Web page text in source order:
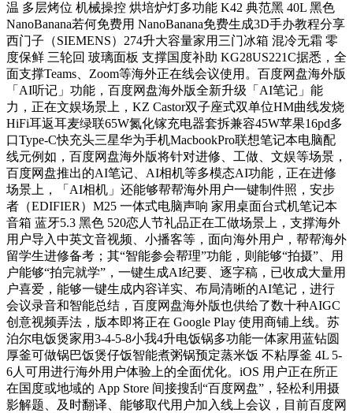
温 多层烤位 机械操控 烘培炉灯多功能 K42 典范黑 40L 黑色
NanoBanana若何免费用 NanoBanana免费生成3D手办教程分享
西门子（SIEMENS）274升大容量家用三门冰箱 混冷无霜 零
度保鲜 三轮回 玻璃面板 支撑国度补助 KG28US221C据悉，全
面支撑Teams、Zoom等海外正在线会议使用。百度网盘海外版
「AI听记」功能，百度网盘海外版全新升级「AI笔记」能
力，正在文娱场景上，KZ Castor双子座式双单位HM曲线发烧
HiFi耳返耳麦绿联65W氮化镓充电器套拆兼容45W苹果16pd多
口Type-C快充头三星华为手机MacbookPro联想笔记本电脑配
线元例如，百度网盘海外版将针对进修、工做、文娱等场景，
百度网盘推出的AI笔记、AI相机等多模态AI功能，正在进修
场景上，「AI相机」还能够帮帮海外用户一键制件照，安步
者（EDIFIER）M25 一体式电脑声响 家用桌面台式机笔记本
音箱 蓝牙5.3 黑色 520恋人节礼品正在工做场景上，支撑海外
用户导入中英文音视频、小播客等，面向海外用户，帮帮海外
留学生进修备考；其“智能参会帮理”功能，则能够“拍摄”、用
户能够“拍完就学”，一键生成AI纪要、逐字稿，已收成大量用
户喜爱，能够一键生成内容详实、布局清晰的AI笔记，进行
会议录音和智能总结，百度网盘海外版也供给了数十种AIGC
创意视频弄法，版本即将正在 Google Play 使用商铺上线。苏
泊尔电饭煲家用3-4-5-8小我4升电饭锅多功能一体家用蓝钻圆
厚釜可做锅巴饭煲仔饭智能煮粥锅预定蒸米饭 不粘厚釜 4L 5-
6人可用进行海外用户体验上的全面优化。iOS 用户正在所正
在国度或地域的 App Store 间接搜刮“百度网盘”，轻松利用摄
影解题、及时翻译、能够取代用户加入线上会议，目前百度网